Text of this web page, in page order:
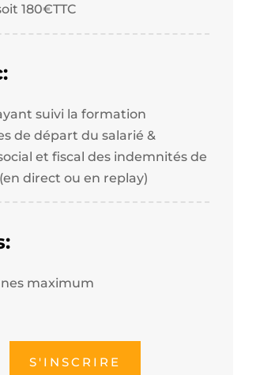
180€TTC
suivi la formation
de départ du salarié &
et fiscal des indemnités de
direct ou en replay)
maximum
S'INSCRIRE